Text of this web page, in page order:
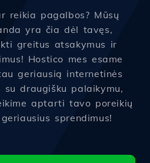
reikia pagalbos? Mūsų
yra čia dėl tavęs,
greitus atsakymus ir
Hostico mes esame
geriausią internetinės
draugišku palaikymu,
aptarti tavo poreikių
sprendimus!